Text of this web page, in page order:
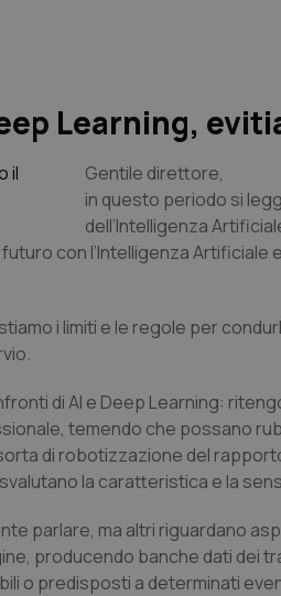
Learning,
Gentile direttore,
in questo periodo si
dell’Intelligenza
con l’Intelligenza Artificiale
i limiti e le regole per
di AI e Deep Learning:
temendo che possano
di robotizzazione del
la caratteristica e la
parlare, ma altri riguardano
producendo banche dati dei
o predisposti a determinati